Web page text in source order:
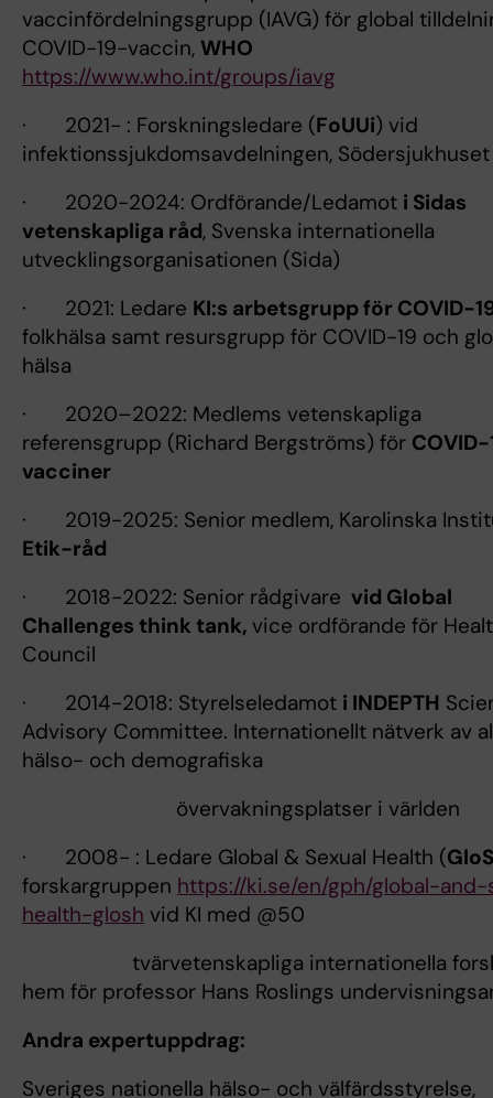
vaccinfördelningsgrupp (IAVG) för global
COVID-19-vaccin, WHO
https://www.who.int/groups/iavg
· 2021- : Forskningsledare (FoUUi) vid
infektionssjukdomsavdelningen, Södersjukhuset
· 2020-2024: Ordförande/Ledamot i Sidas
vetenskapliga råd, Svenska internationella
utvecklingsorganisationen (Sida)
· 2021: Ledare KI:s arbetsgrupp för COVID-
folkhälsa samt resursgrupp för COVID-19 och
hälsa
· 2020–2022: Medlems vetenskapliga
referensgrupp (Richard Bergströms) för
vacciner
· 2019-2025: Senior medlem, Karolinska
Etik-råd
· 2018-2022: Senior rådgivare vid Global
Challenges think tank, vice ordförande för
Council
· 2014-2018: Styrelseledamot i INDEPTH
Advisory Committee. Internationellt nätverk av
hälso- och demografiska
övervakningsplatser i världen
· 2008- : Ledare Global & Sexual Health (
forskargruppen https://ki.se/en/gph/global-and-
health-glosh vid KI med @50
tvärvetenskapliga internationella
hem för professor Hans Roslings
Andra expertuppdrag:
Sveriges nationella hälso- och välfärdsstyrelse,